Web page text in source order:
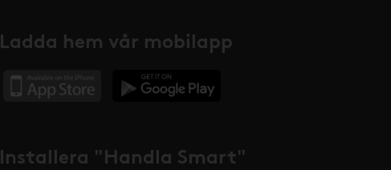
Ladda hem vår mobilapp
Installera "Handla Smart"